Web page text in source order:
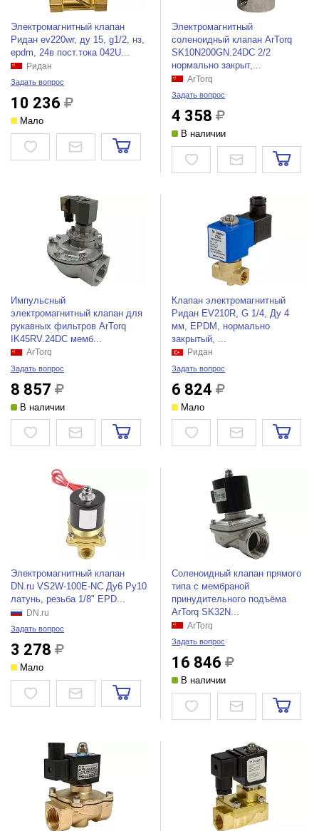
Электромагнитный клапан
Ридан ev220wr, ду 15, g1/2, нз,
epdm, 24в пост.тока 042U...
Ридан
Задать вопрос
10 236
Мало
Электромагнитный
соленоидный клапан ArTorq
SK10N200GN.24DC 2/2
нормально закрыт,...
ArTorq
Задать вопрос
4 358
В наличии
Импульсный
электромагнитный клапан для
рукавных фильтров ArTorq
IK45RV.24DC мемб...
ArTorq
Задать вопрос
8 857
В наличии
Клапан электромагнитный
Ридан EV210R, G 1/4, Ду 4
мм, EPDM, нормально
закрытый, ...
Ридан
Задать вопрос
6 824
Мало
Электромагнитный клапан
DN.ru VS2W-100E-NC Ду6 Ру10
латунь, резьба 1/8" EPD...
DN.ru
Задать вопрос
3 278
Мало
Соленоидный клапан прямого
типа с мембраной
принудительного подъёма
ArTorq SK32N...
ArTorq
Задать вопрос
16 846
В наличии